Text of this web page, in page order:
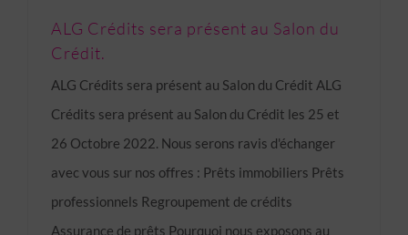
ALG Crédits sera présent au Salon du
Crédit.
ALG Crédits sera présent au Salon du Crédit ALG
Crédits sera présent au Salon du Crédit les 25 et
26 Octobre 2022. Nous serons ravis d'échanger
avec vous sur nos offres : Prêts immobiliers Prêts
professionnels Regroupement de crédits
Assurance de prêts Pourquoi nous exposons au